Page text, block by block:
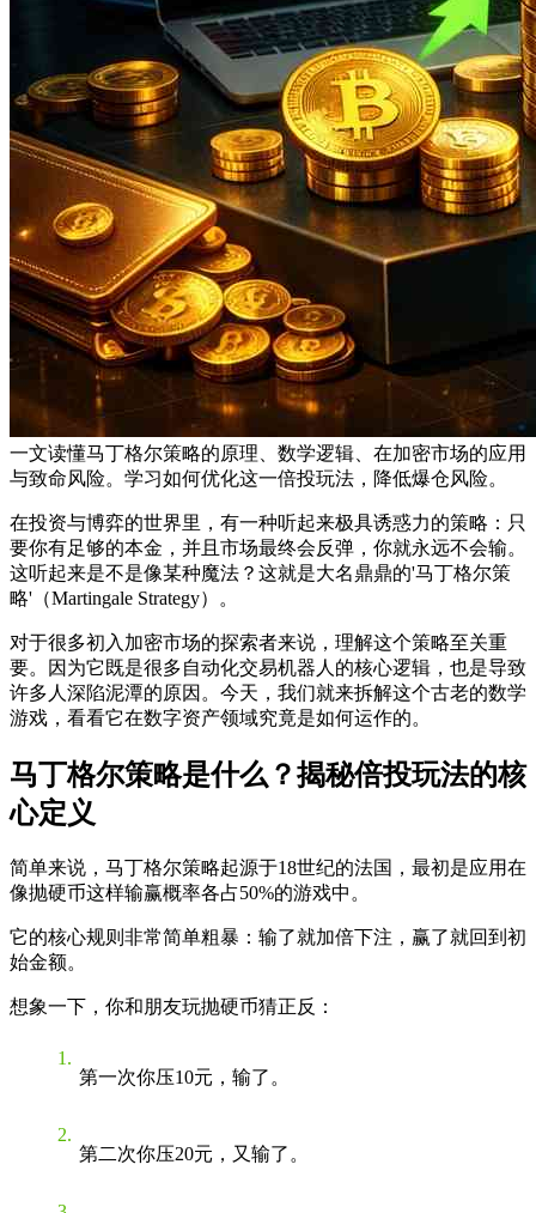
一文读懂马丁格尔策略的原理、数学逻辑、在加密市场的应用
与致命风险。学习如何优化这一倍投玩法，降低爆仓风险。
在投资与博弈的世界里，有一种听起来极具诱惑力的策略：只
要你有足够的本金，并且市场最终会反弹，你就永远不会输。
这听起来是不是像某种魔法？这就是大名鼎鼎的'马丁格尔策
略'（Martingale Strategy）。
对于很多初入加密市场的探索者来说，理解这个策略至关重
要。因为它既是很多自动化交易机器人的核心逻辑，也是导致
许多人深陷泥潭的原因。今天，我们就来拆解这个古老的数学
游戏，看看它在数字资产领域究竟是如何运作的。
马丁格尔策略是什么？揭秘倍投玩法的核
心定义
简单来说，马丁格尔策略起源于18世纪的法国，最初是应用在
像抛硬币这样输赢概率各占50%的游戏中。
它的核心规则非常简单粗暴： 输了就加倍下注，赢了就回到初
始金额。
想象一下，你和朋友玩抛硬币猜正反：
第一次你压10元，输了。
第二次你压20元，又输了。